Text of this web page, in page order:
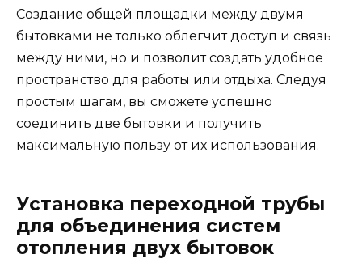
Создание общей площадки между двумя
бытовками не только облегчит доступ и связь
между ними, но и позволит создать удобное
пространство для работы или отдыха. Следуя
простым шагам, вы сможете успешно
соединить две бытовки и получить
максимальную пользу от их использования.
Установка переходной трубы
для объединения систем
отопления двух бытовок